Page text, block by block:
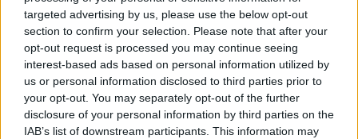
targeted advertising by us, please use the below opt-out
section to confirm your selection. Please note that after your
opt-out request is processed you may continue seeing
interest-based ads based on personal information utilized by
us or personal information disclosed to third parties prior to
your opt-out. You may separately opt-out of the further
disclosure of your personal information by third parties on the
IAB’s list of downstream participants. This information may
tarife
Un mare retailer german dispare treptat
din orașe: sute de magazine lichidează